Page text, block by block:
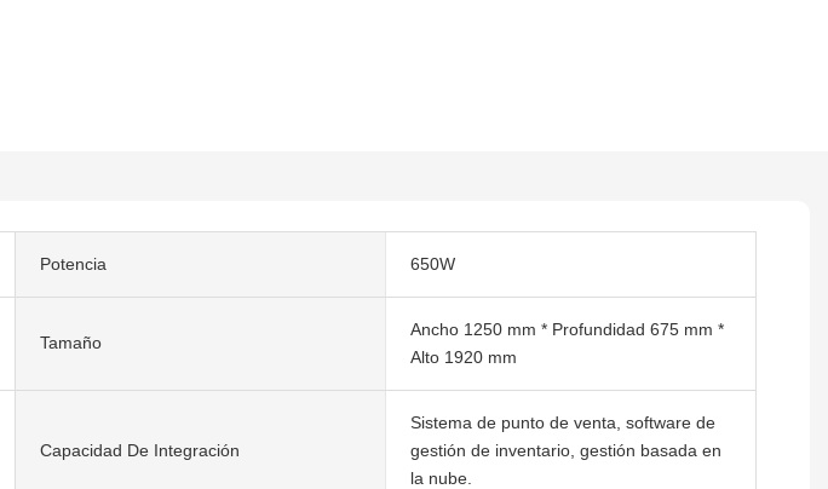
Potencia 650W
Tamaño
Ancho 1250 mm * Profundidad 675 mm *
Alto 1920 mm
Capacidad De Integración
Sistema de punto de venta, software de
gestión de inventario, gestión basada en
la nube.